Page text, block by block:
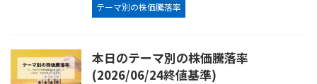
テーマ別の株価騰落率
本日のテーマ別の株価騰落率
(2026/06/24終値基準)